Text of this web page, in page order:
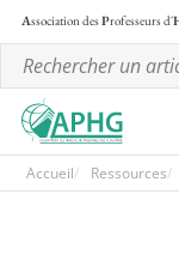
Association desProfesseurs d'
Accueil Ressources